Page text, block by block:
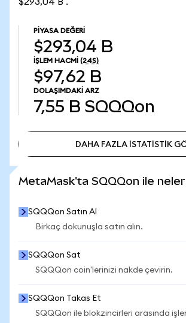
PIYASA DEĞERI
$293,04 B
İŞLEM HACMI (24S)
$97,62 B
DOLAŞIMDAKI ARZ
7,55 B SQQQon
DAHA FAZLA İSTATİSTİK
MetaMask'ta SQQQon ile neler
SQQQon Satın Al
Birkaç dokunuşla satın alın.
SQQQon Sat
SQQQon coin'lerinizi nakde çevirin.
SQQQon Takas Et
SQQQon ile blokzincirleri arasında